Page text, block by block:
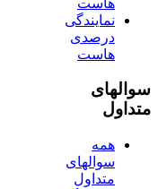
هاست
نمایندگی
درصدی
هاست
سوالهای
متداول
همه
سوالهای
متداول